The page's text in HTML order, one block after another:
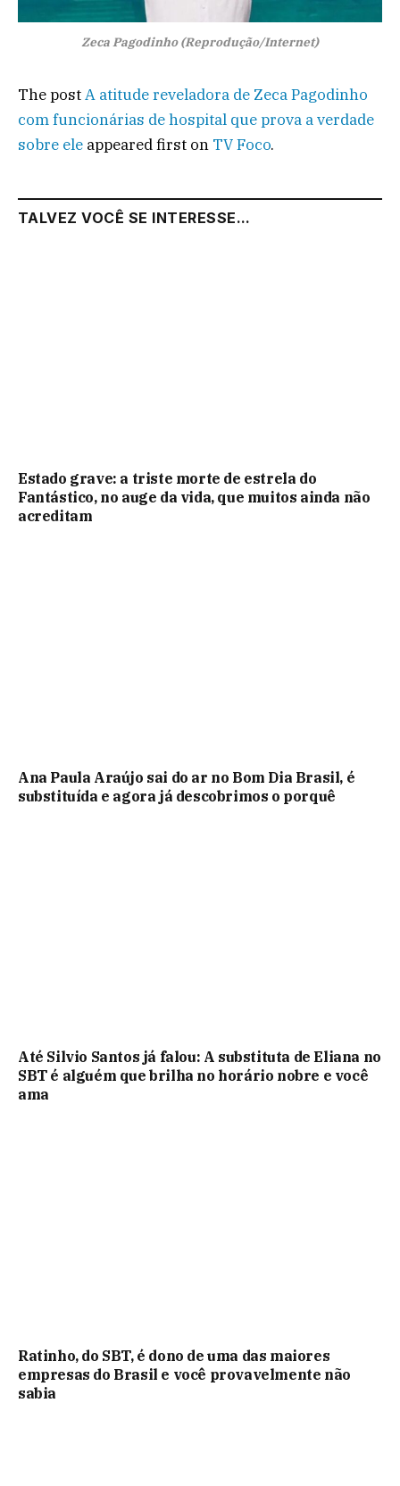
Zeca Pagodinho (Reprodução/Internet)
The postA atitude reveladora de Zeca Pagodinho
com funcionárias de hospital que prova a verdade
sobre ele appeared first on TV Foco.
TALVEZ VOCÊ SE INTERESSE...
Estado grave: a triste morte de estrela do
Fantástico, no auge da vida, que muitos ainda não
acreditam
Ana Paula Araújo sai do ar no Bom Dia Brasil, é
substituída e agora já descobrimos o porquê
Até Silvio Santos já falou: A substituta de Eliana no
SBT é alguém que brilha no horário nobre e você
ama
Ratinho, do SBT, é dono de uma das maiores
empresas do Brasil e você provavelmente não
sabia